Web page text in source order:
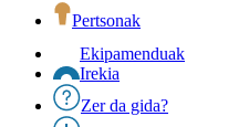
Pertsonak
Ekipamenduak
Irekia
Zer da gida?